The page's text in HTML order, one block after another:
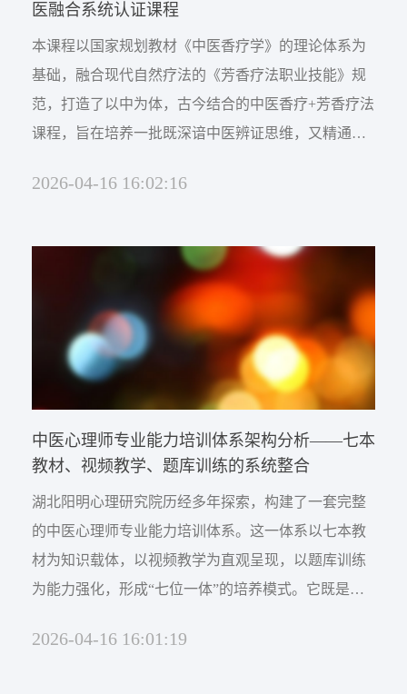
医融合系统认证课程
本课程以国家规划教材《中医香疗学》的理论体系为
基础，融合现代自然疗法的《芳香疗法职业技能》规
范，打造了以中为体，古今结合的中医香疗+芳香疗法
课程，旨在培养一批既深谙中医辨证思维，又精通现
辅助、养生美容及自主创业等领域开辟专业化发展通
2026-04-16 16:02:16
中医心理师专业能力培训体系架构分析——七本
教材、视频教学、题库训练的系统整合
湖北阳明心理研究院历经多年探索，构建了一套完整
的中医心理师专业能力培训体系。这一体系以七本教
材为知识载体，以视频教学为直观呈现，以题库训练
为能力强化，形成“七位一体”的培养模式。它既是对
务模式的积极回应。
2026-04-16 16:01:19